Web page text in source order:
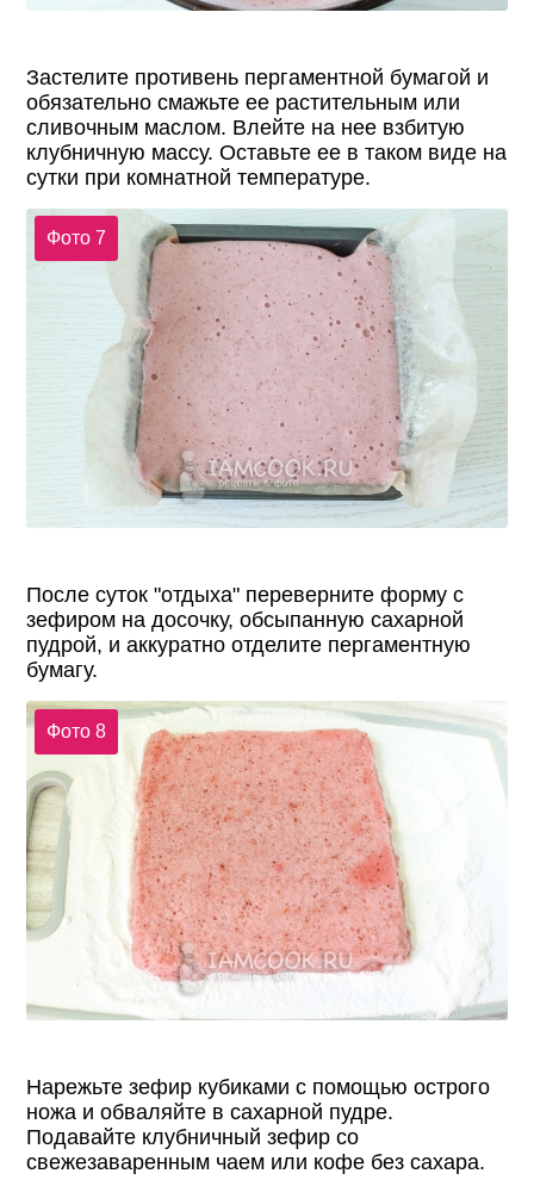
Застелите противень пергаментной бумагой и
обязательно смажьте ее растительным или
сливочным маслом. Влейте на нее взбитую
клубничную массу. Оставьте ее в таком виде на
сутки при комнатной температуре.
Фото 7
После суток "отдыха" переверните форму с
зефиром на досочку, обсыпанную сахарной
пудрой, и аккуратно отделите пергаментную
бумагу.
Фото 8
Нарежьте зефир кубиками с помощью острого
ножа и обваляйте в сахарной пудре.
Подавайте клубничный зефир со
свежезаваренным чаем или кофе без сахара.